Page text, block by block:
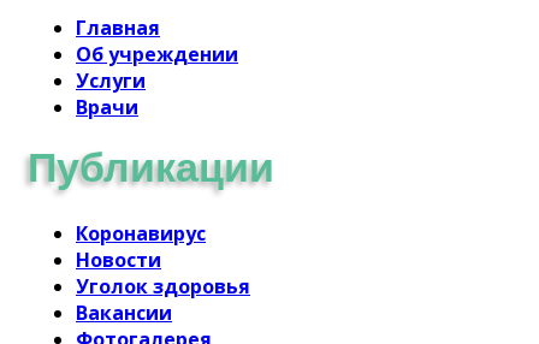
Главная
Об учреждении
Услуги
Врачи
Публикации
Коронавирус
Новости
Уголок здоровья
Вакансии